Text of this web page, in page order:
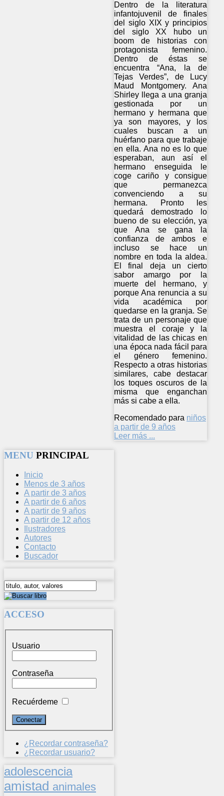
Dentro de la literatura
infantojuvenil de finales
del siglo XIX y principios
del siglo XX hubo un
boom de historias con
protagonista femenino.
Dentro de éstas se
encuentra “Ana, la de
Tejas Verdes”, de Lucy
Maud Montgomery. Ana
Shirley llega a una granja
gestionada por un
hermano y hermana que
ya son mayores, y los
cuales buscan a un
huérfano para que trabaje
en ella. Ana no es lo que
esperaban, aun así el
hermano enseguida le
coge cariño y consigue
que permanezca
convenciendo a su
hermana. Pronto les
quedará demostrado lo
bueno de su elección, ya
que Ana se gana la
confianza de ambos e
incluso se hace un
nombre en toda la aldea.
El final deja un cierto
sabor amargo por la
muerte del hermano, y
porque Ana renuncia a su
vida académica por
quedarse en la granja. Se
trata de un personaje que
muestra el coraje y la
vitalidad de las chicas en
una época nada fácil para
el género femenino.
Respecto a otras historias
similares, cabe destacar
los toques oscuros de la
misma que enganchan
más si cabe a ella.
Recomendado para niños
a partir de 9 años
Leer más ...
MENU PRINCIPAL
Inicio
Menos de 3 años
A partir de 3 años
A partir de 6 años
A partir de 9 años
A partir de 12 años
Ilustradores
Autores
Contacto
Buscador
ACCESO
Usuario
Contraseña
Recuérdeme
¿Recordar contraseña?
¿Recordar usuario?
adolescencia
amistad animales